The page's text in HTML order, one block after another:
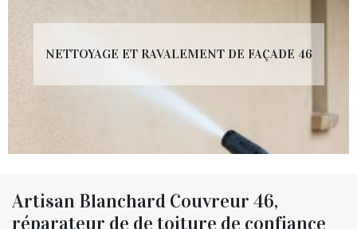
NETTOYAGE ET RAVALEMENT DE FAÇADE 46
Artisan Blanchard Couvreur 46,
réparateur de de toiture de confiance